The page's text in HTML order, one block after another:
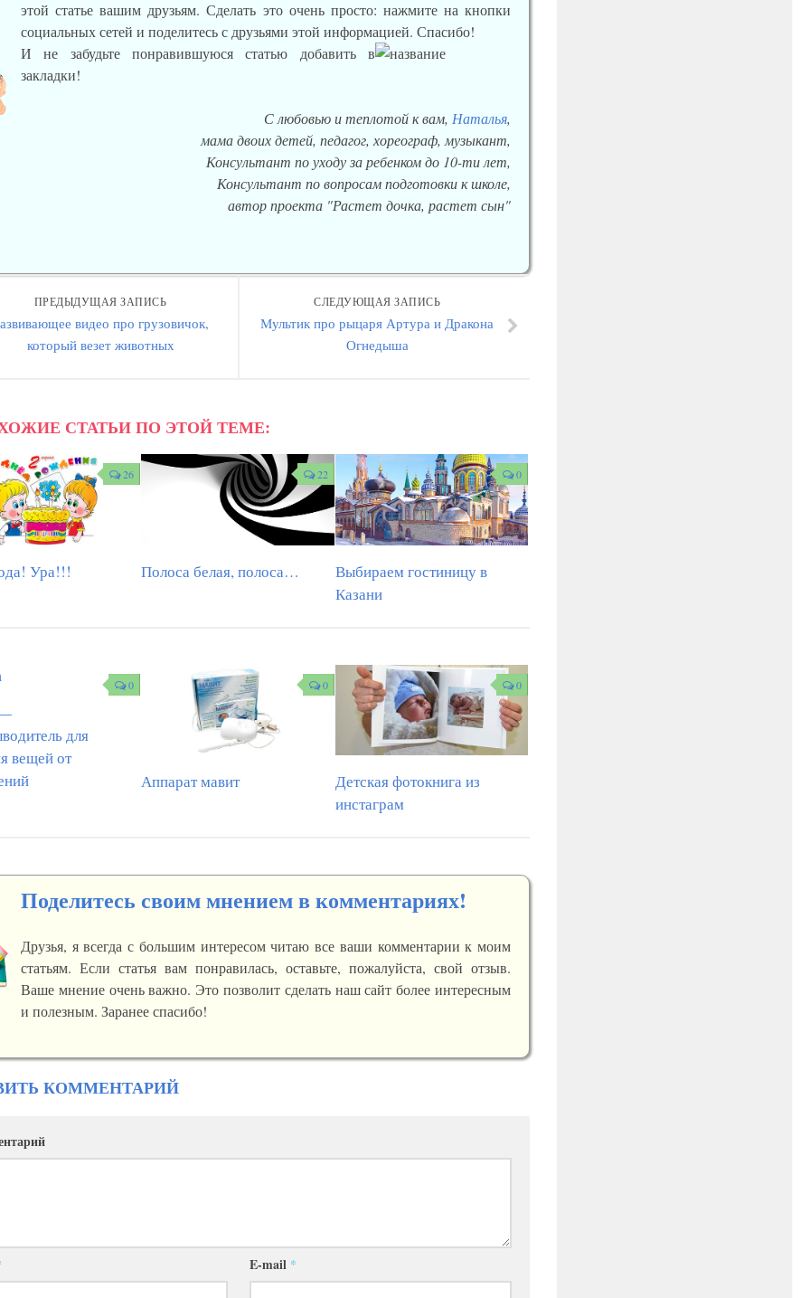
этой статье вашим друзьям. Сделать это очень просто: нажмите на кнопки
социальных сетей и поделитесь с друзьями этой информацией. Спасибо!
И не забудьте понравившуюся статью добавить в
закладки!
С любовью и теплотой к вам, Наталья,
мама двоих детей, педагог, хореограф, музыкант,
Консультант по уходу за ребенком до 10-ти лет,
Консультант по вопросам подготовки к школе,
автор проекта "Растет дочка, растет сын"
СЛЕДУЮЩАЯ ЗАПИСЬ
Мультик про рыцаря Артура и Дракона
Огнедыша
ПРЕДЫДУЩАЯ ЗАПИСЬ
видео про грузовичок,
который везет животных
СТАТЬИ ПО ЭТОЙ ТЕМЕ:
26
Ура!!!
22
Полоса белая, полоса…
0
Выбираем гостиницу в
Казани
0
для
вещей от
0
Аппарат мавит
0
Детская фотокнига из
инстаграм
Поделитесь своим мнением в комментариях!
Друзья, я всегда с большим интересом читаю все ваши комментарии к моим
статьям. Если статья вам понравилась, оставьте, пожалуйста, свой отзыв.
Ваше мнение очень важно. Это позволит сделать наш сайт более интересным
и полезным. Заранее спасибо!
КОММЕНТАРИЙ
E-mail *